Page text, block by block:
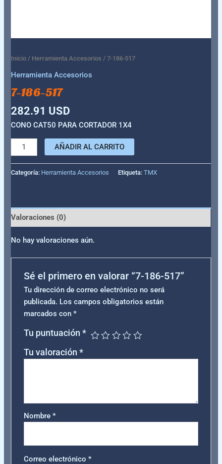
Inicio / Herramienta Accesorios / 7-186-517
Herramienta Accesorios
7-186-517
282.91 USD
CONO CAT50 PARA CORTADOR 1X4
AÑADIR AL CARRITO
Categoría: Herramienta Accesorios Etiqueta:TMX
Valoraciones (0)
No hay valoraciones aún.
Sé el primero en valorar “7-186-517”
Tu dirección de correo electrónico no será
publicada. Los campos obligatorios están
marcados con *
Tu puntuación *
Tu valoración *
Nombre *
Correo electrónico *